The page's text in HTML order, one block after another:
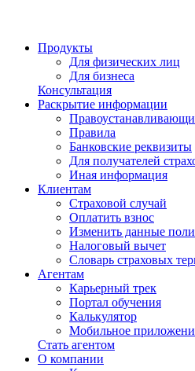
Продукты
Для физических лиц
Для бизнеса
Консультация
Раскрытие информации
Правила
Банковские реквизиты
Для получателей
Иная информация
Клиентам
Страховой случай
Оплатить взнос
Изменить данные
Налоговый вычет
Словарь страховых
Агентам
Карьерный трек
Портал обучения
Калькулятор
Мобильное
Стать агентом
О компании